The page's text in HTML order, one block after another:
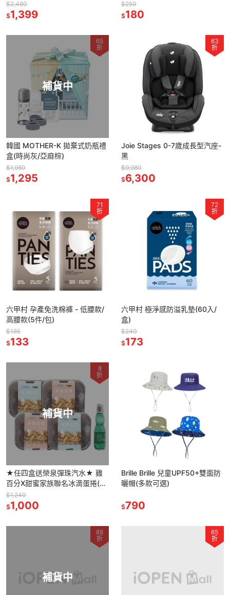
版/2026馬上幸福限定版-兩款
隨機出貨)
$2,480
$1,399
$250
$180
補貨中
65
折
韓國 MOTHER-K 拋棄式奶瓶禮
盒(時尚灰/亞麻棕)
$1,980
$1,295
63
折
Joie Stages 0-7歲成長型汽座-
黑
$9,980
$6,300
71
折
六甲村 孕產免洗棉褲 - 低腰款/
高腰款(5件/包)
$185
$133
72
折
六甲村 極淨感防溢乳墊(60入/
盒)
$240
$173
補貨中
8
折
★任四盒送榮泉彈珠汽水★ 雞
百分X甜蜜家族聯名冰滴蛋捲(原
味/芝麻)
$1,240
$1,000
Brille Brille 兒童UPF50+雙面防
曬帽(多款可選)
$790
補貨中
88
折
65
折